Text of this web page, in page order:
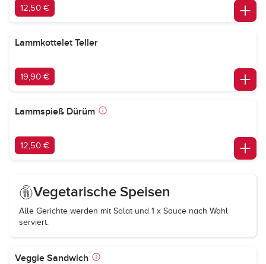
12,50 €
Lammkottelet Teller
19,90 €
Lammspieß Dürüm
12,50 €
Vegetarische Speisen
Alle Gerichte werden mit Salat und 1 x Sauce nach Wahl
serviert.
Veggie Sandwich